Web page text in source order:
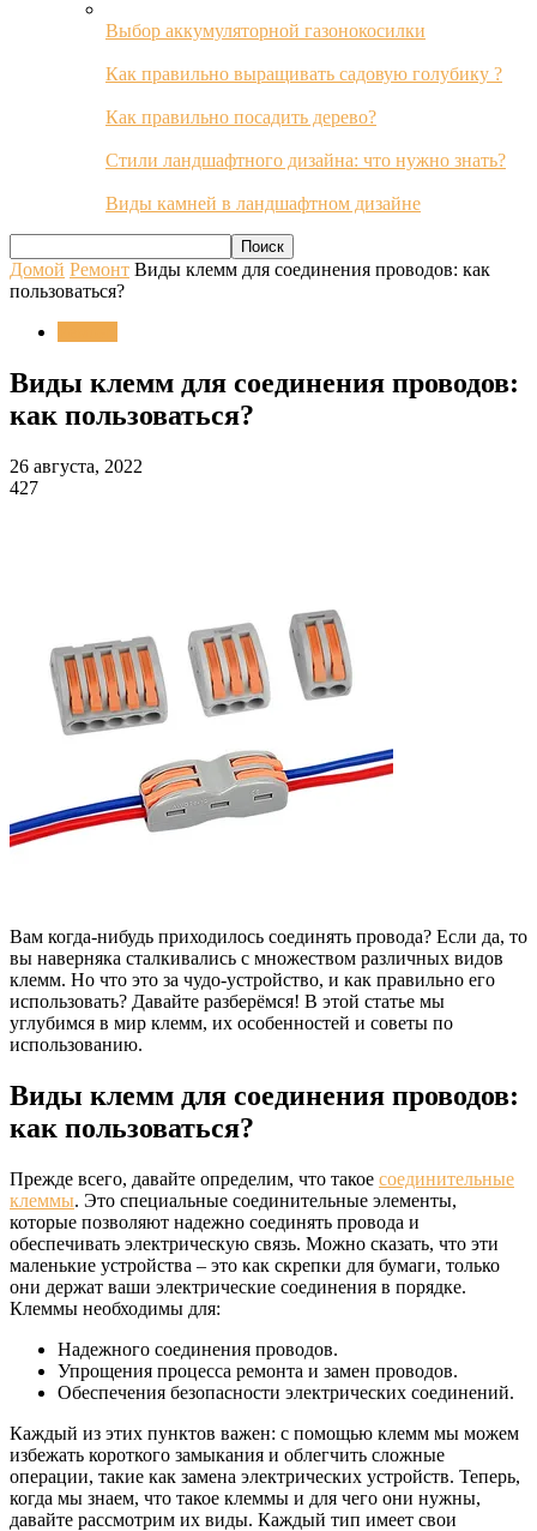
Выбор аккумуляторной газонокосилки
Как правильно выращивать садовую голубику ?
Как правильно посадить дерево?
Стили ландшафтного дизайна: что нужно знать?
Виды камней в ландшафтном дизайне
Домой Ремонт Виды клемм для соединения проводов: как
пользоваться?
Виды клемм для соединения проводов:
как пользоваться?
26 августа, 2022
427
Вам когда-нибудь приходилось соединять провода? Если да, то
вы наверняка сталкивались с множеством различных видов
клемм. Но что это за чудо-устройство, и как правильно его
использовать? Давайте разберёмся! В этой статье мы
углубимся в мир клемм, их особенностей и советы по
использованию.
Виды клемм для соединения проводов:
как пользоваться?
Прежде всего, давайте определим, что такое соединительные
клеммы. Это специальные соединительные элементы,
которые позволяют надежно соединять провода и
обеспечивать электрическую связь. Можно сказать, что эти
маленькие устройства – это как скрепки для бумаги, только
они держат ваши электрические соединения в порядке.
Клеммы необходимы для:
Надежного соединения проводов.
Упрощения процесса ремонта и замен проводов.
Обеспечения безопасности электрических соединений.
Каждый из этих пунктов важен: с помощью клемм мы можем
избежать короткого замыкания и облегчить сложные
операции, такие как замена электрических устройств. Теперь,
когда мы знаем, что такое клеммы и для чего они нужны,
давайте рассмотрим их виды. Каждый тип имеет свои